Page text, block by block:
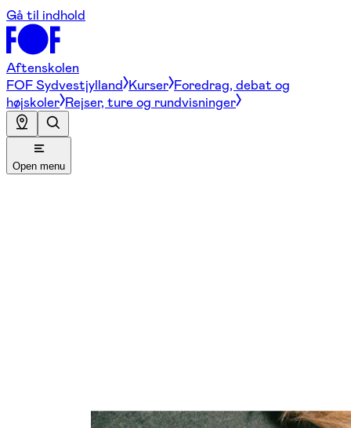
Gå til indhold
Aftenskolen
FOF Sydvestjylland Kurser Foredrag, debat og
højskoler Rejser, ture og rundvisninger
Open menu